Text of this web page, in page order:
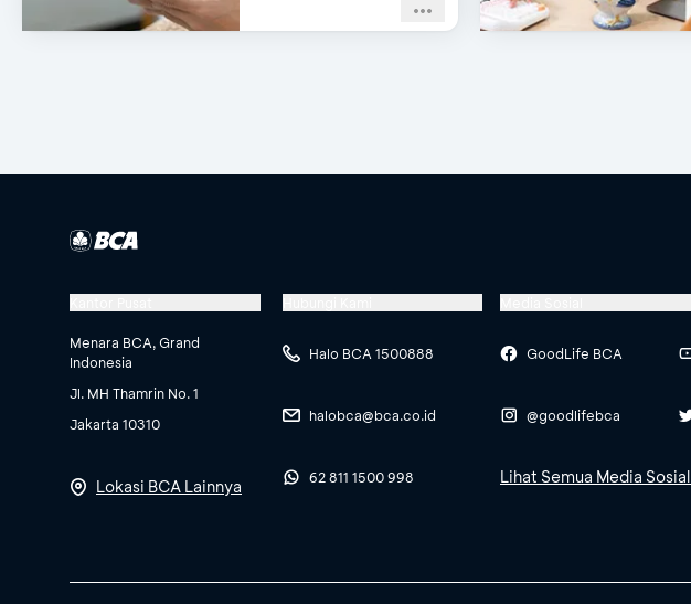
Menara BCA, Grand
Indonesia
Jl. MH Thamrin No. 1
Jakarta 10310
Lokasi BCA Lainnya
Halo BCA 1500888
halobca@bca.co.id
62 811 1500 998
GoodLife BCA
@goodlifebca
Lihat Semua Media Sosial